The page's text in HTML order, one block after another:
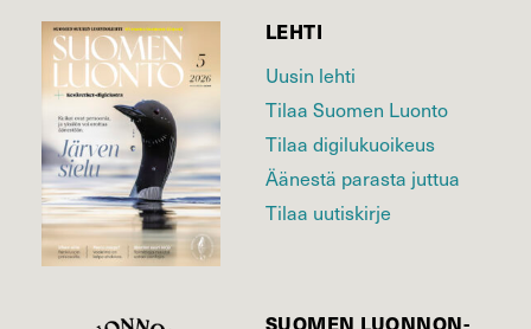
LEHTI
Uusin lehti
Tilaa Suomen Luonto
Tilaa digilukuoikeus
Äänestä parasta juttua
Tilaa uutiskirje
SUOMEN LUONNON­